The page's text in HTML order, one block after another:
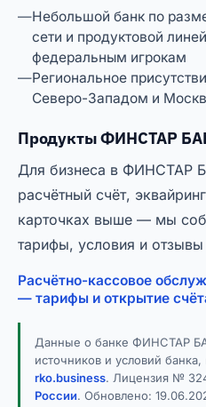
Небольшой банк по
сети и продуктовой
федеральным игрокам
Региональное
Северо-Западом и
Продукты ФИНСТАР
Для бизнеса в ФИНСТАР
расчётный счёт,
карточках выше — мы
тарифы, условия и
Расчётно-кассовое
— тарифы и открытие
Данные о банке ФИНСТАР
источников и условий
rko.business. Лицензия №
России. Обновлено: